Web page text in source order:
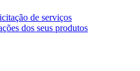
de serviços
dos seus produtos